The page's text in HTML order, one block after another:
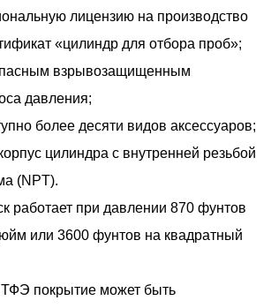
лицензию на производство
«цилиндр для отбора проб»;
взрывозащищенным
давления;
более десяти видов аксессуаров;
цилиндра с внутренней резьбой
(NPT).
работает при давлении 870 фунтов
или 3600 фунтов на квадратный
покрытие может быть